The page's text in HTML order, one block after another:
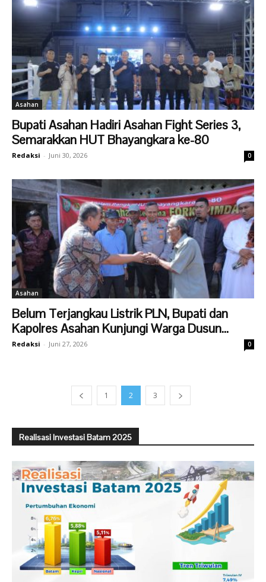
Asahan
Bupati Asahan Hadiri Asahan Fight Series 3,
Semarakkan HUT Bhayangkara ke-80
Redaksi - Juni 30, 2026 0
Asahan
Belum Terjangkau Listrik PLN, Bupati dan
Kapolres Asahan Kunjungi Warga Dusun...
Redaksi - Juni 27, 2026 0
1 2 3
Realisasi Investasi Batam 2025